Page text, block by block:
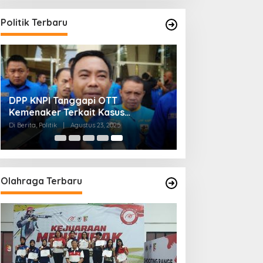
Politik Terbaru
DPP KNPI Tanggapi OTT
Kemenaker Terkait Kasus
Pemerasan dan Korupsi
Di Berita, Politik | Agustus 23, 2025
Olahraga Terbaru